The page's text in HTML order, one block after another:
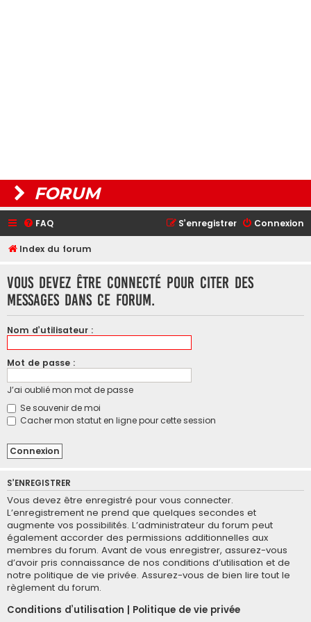
FORUM
FAQ Connexion
S’enregistrer
Index du forum
Vous devez être connecté pour citer des
messages dans ce forum.
Nom d’utilisateur :
Mot de passe :
J’ai oublié mon mot de passe
Se souvenir de moi
Cacher mon statut en ligne pour cette session
S’ENREGISTRER
Vous devez être enregistré pour vous connecter.
L’enregistrement ne prend que quelques secondes et
augmente vos possibilités. L’administrateur du forum peut
également accorder des permissions additionnelles aux
membres du forum. Avant de vous enregistrer, assurez-vous
d’avoir pris connaissance de nos conditions d’utilisation et de
notre politique de vie privée. Assurez-vous de bien lire tout le
règlement du forum.
Conditions d’utilisation | Politique de vie privée